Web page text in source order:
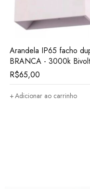
Arandela IP65 facho
BRANCA - 3000k Bivolt
R$65,00
Adicionar ao carrinho